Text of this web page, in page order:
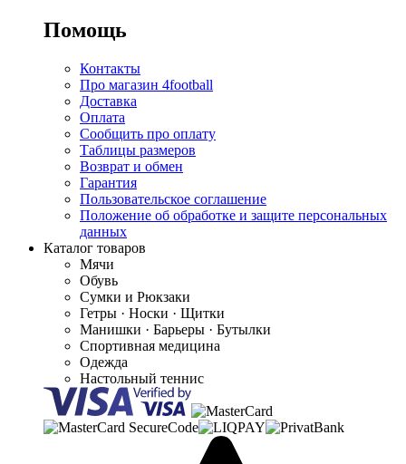
Помощь
Контакты
Про магазин 4football
Доставка
Оплата
Сообщить про оплату
Таблицы размеров
Возврат и обмен
Гарантия
Пользовательское соглашение
Положение об обработке и защите персональных
данных
Каталог товаров
Мячи
Обувь
Сумки и Рюкзаки
Гетры · Носки · Щитки
Манишки · Барьеры · Бутылки
Спортивная медицина
Одежда
Настольный теннис